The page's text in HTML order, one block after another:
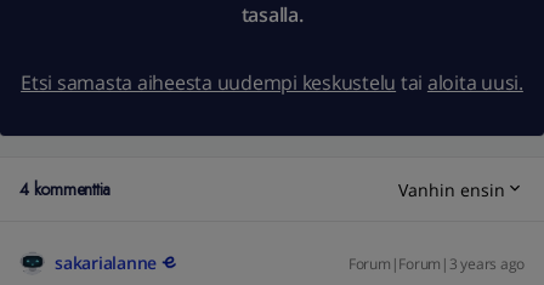
tasalla.
Etsi samasta aiheesta uudempi keskustelu tai aloita uusi.
4 kommenttia Vanhin ensin
sakarialanne Forum|Forum|3 years ago